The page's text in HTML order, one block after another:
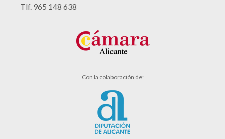
Tlf. 965 148 638
Con la colaboración de: